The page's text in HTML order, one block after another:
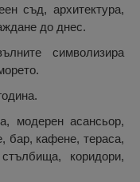
съд, архитектура,
до днес.
символизира
модерен асансьор,
бар, кафене, тераса,
коридори,